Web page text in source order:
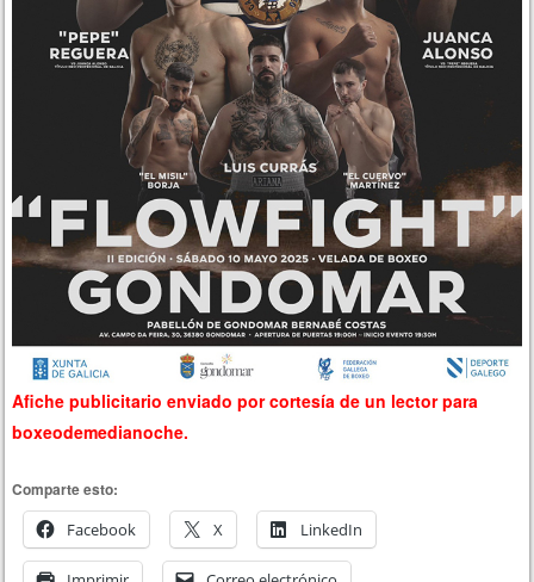
Afiche publicitario enviado por cortesía de un lector para
boxeodemedianoche.
Comparte esto:
Facebook
X LinkedIn